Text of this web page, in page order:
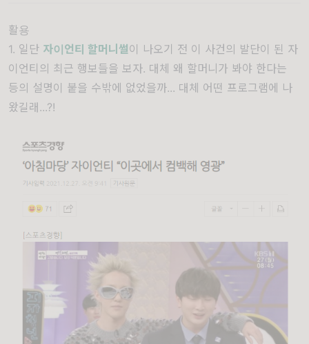
활용
1. 일단 자이언티 할머니썰이 나오기 전 이 사건의 발단이 된 자
이언티의 최근 행보들을 보자. 대체 왜 할머니가 봐야 한다는
등의 설명이 붙을 수밖에 없었을까... 대체 어떤 프로그램에 나
왔길래...?!